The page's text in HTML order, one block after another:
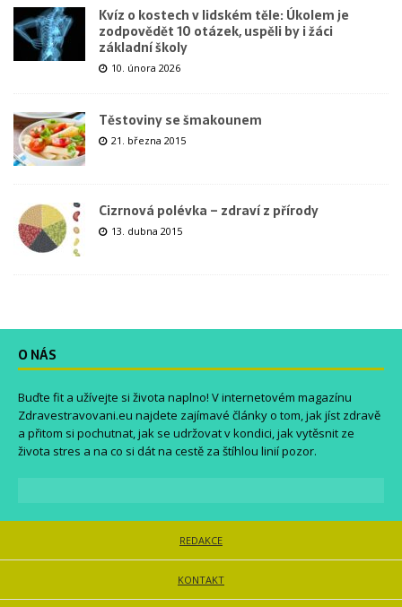
Kvíz o kostech v lidském těle: Úkolem je
zodpovědět 10 otázek, uspěli by i žáci
základní školy
10. února 2026
Těstoviny se šmakounem
21. března 2015
Cizrnová polévka – zdraví z přírody
13. dubna 2015
O NÁS
Buďte fit a užívejte si života naplno! V internetovém magazínu
Zdravestravovani.eu najdete zajímavé články o tom, jak jíst zdravě
a přitom si pochutnat, jak se udržovat v kondici, jak vytěsnit ze
života stres a na co si dát na cestě za štíhlou linií pozor.
REDAKCE
KONTAKT